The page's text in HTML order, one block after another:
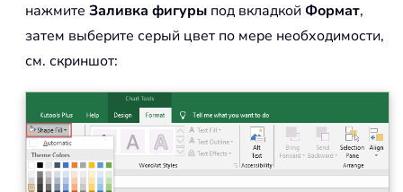
нажмите Заливка фигуры под вкладкой Формат,
затем выберите серый цвет по мере необходимости,
см. скриншот: